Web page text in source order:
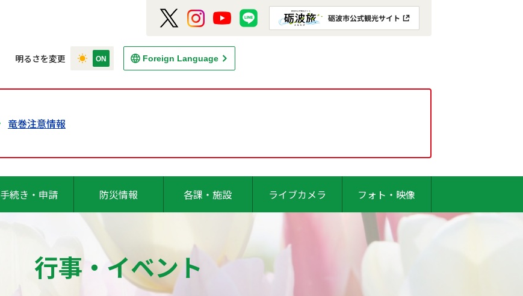
明るさを変更 Foreign Language
竜巻注意情報
手続き・申請 防災情報 各課・施設 ライブカメラ フォト・映像
行事・イベント